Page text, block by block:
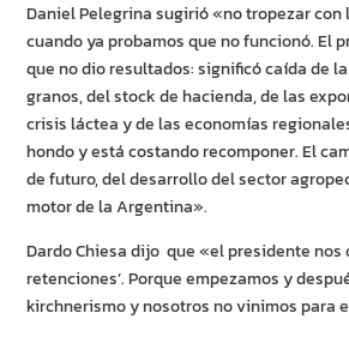
Daniel Pelegrina sugirió «no tropezar con
cuando ya probamos que no funcionó. El
que no dio resultados: significó caída de
granos, del stock de hacienda, de las
crisis láctea y de las economías
hondo y está costando recomponer. El
de futuro, del desarrollo del sector
motor de la Argentina».
Dardo Chiesa dijo que «el presidente nos
retenciones’. Porque empezamos y
kirchnerismo y nosotros no vinimos para